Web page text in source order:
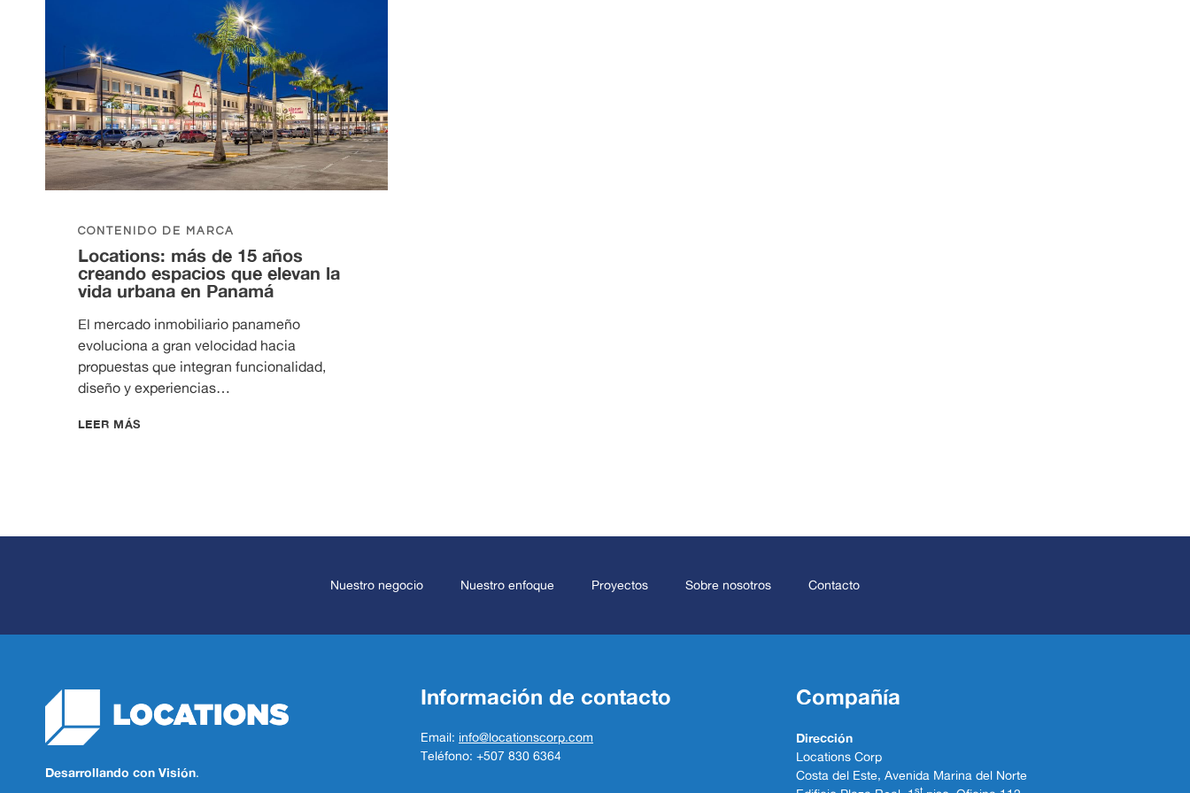
CONTENIDO DE MARCA
Locations: más de 15 años
creando espacios que elevan la
vida urbana en Panamá
El mercado inmobiliario panameño
evoluciona a gran velocidad hacia
propuestas que integran funcionalidad,
diseño y experiencias…
LEER MÁSLOCATIONS:
QUE
PANAMÁ
Nuestro negocio Nuestro enfoque Proyectos Sobre nosotros Contacto
Desarrollando con Visión.
Información de contacto
Email: info@locationscorp.com
Teléfono: +507 830 6364
Compañía
Dirección
Locations Corp
Costa del Este, Avenida Marina del Norte
st